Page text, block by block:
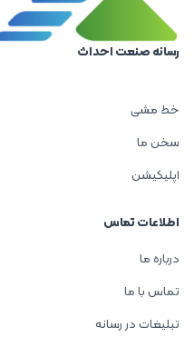
رسانه صنعت احداث
خط مشی
سخن ما
اپلیکیشن
اطلاعات تماس
درباره ما
تماس با ما
تبلیغات در رسانه